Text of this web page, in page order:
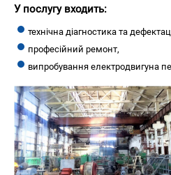
У послугу входить:
технічна діагностика та
професійний ремонт,
випробування електродвигуна